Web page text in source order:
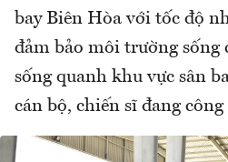
bay Biên Hòa với tốc độ
đảm bảo môi trường sống
sống quanh khu vực sân
cán bộ, chiến sĩ đang công